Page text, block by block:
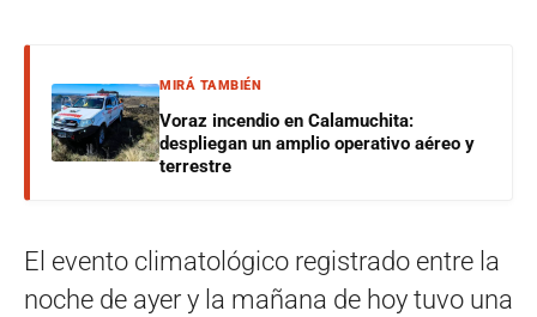
MIRÁ TAMBIÉN
Voraz incendio en Calamuchita:
despliegan un amplio operativo aéreo y
terrestre
El evento climatológico registrado entre la
noche de ayer y la mañana de hoy tuvo una